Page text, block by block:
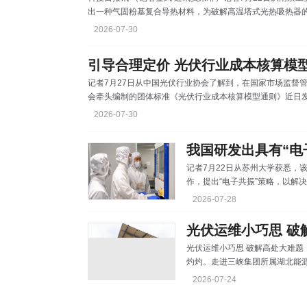
出一种气固粉基复合导热材料，为破解高温塔式光热吸热
相关成果近日发表于国际学术期刊《能源转换与管理》
2026-07-30
引导合理定价 光伏行业成本核算模
记者7月27日从中国光伏行业协会了解到，在国家市场监督
会牵头编制的团体标准《光伏行业成本核算模型通则》近
尺支持行业有序竞争。 标准以企业会计准则为基础，通
2026-07-30
我国研发出具有“
记者7月22日从苏州大学获悉，
作，提出“电子共振”策略，以解
关成果22日由国际学术期刊《
的重点研发方向。它具有轻、薄
深空探测基地的理想能源器件，
能晒太阳，哪里就能发电”。
2026-07-28
光伏运维小巧思 破
光伏运维小巧思 破解高处大难题 本网讯（周伊萌 郑小鱼）7月的湖北枣阳，烈日
灼灼。走进三峡集团所属湖北能
将光能化为绿电，光伏阵列下，大片
2026-07-24